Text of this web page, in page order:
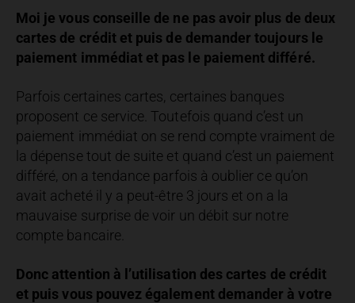
Moi je vous conseille de ne pas avoir plus de deux
cartes de crédit et puis de demander toujours le
paiement immédiat et pas le paiement différé.
Parfois certaines cartes, certaines banques
proposent ce service. Toutefois quand c’est un
paiement immédiat on se rend compte vraiment de
la dépense tout de suite et quand c’est un paiement
différé, on a tendance parfois à oublier ce qu’on
avait acheté il y a peut-être 3 jours et on a la
mauvaise surprise de voir un débit sur notre
compte bancaire.
Donc attention à l’utilisation des cartes de crédit
et puis vous pouvez également demander à votre